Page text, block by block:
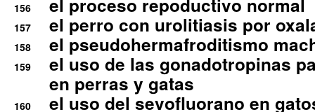
156 el proceso repoductivo normal
157 el perro con urolitiasis por
158 el pseudohermafroditismo
159
el uso de las gonadotropinas
en perras y gatas
160 el uso del sevofluorano en